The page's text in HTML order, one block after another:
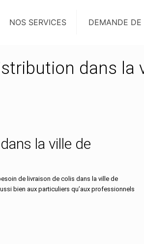
NOS SERVICES DEMANDE DE
dans la
la ville de
de livraison de colis dans la ville de
bien aux particuliers qu’aux professionnels